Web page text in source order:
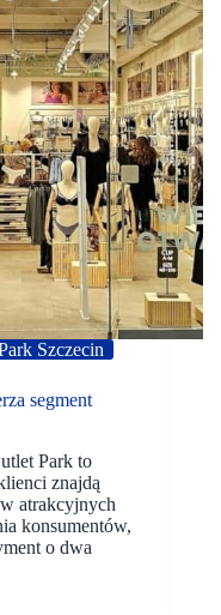
Szczecin
segment
Park to
znajdą
atrakcyjnych
konsumentów,
o dwa